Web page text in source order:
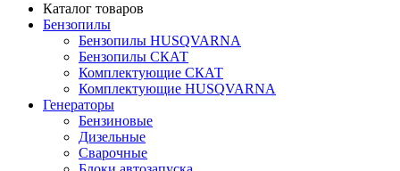
Каталог товаров
Бензопилы
Бензопилы HUSQVARNA
Бензопилы СКАТ
Комплектующие СКАТ
Комплектующие HUSQVARNA
Генераторы
Бензиновые
Дизельные
Сварочные